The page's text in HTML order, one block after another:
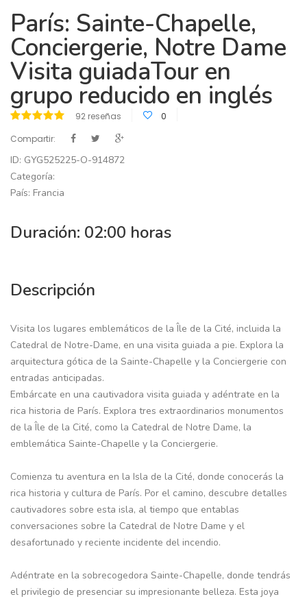
París: Sainte-Chapelle,
Conciergerie, Notre Dame
Visita guiadaTour en
grupo reducido en inglés
92 reseñas
0
Compartir:
ID: GYG525225-O-914872
Categoría:
País: Francia
Duración: 02:00 horas
Descripción
Visita los lugares emblemáticos de la Île de la Cité, incluida la
Catedral de Notre-Dame, en una visita guiada a pie. Explora la
arquitectura gótica de la Sainte-Chapelle y la Conciergerie con
entradas anticipadas.
Embárcate en una cautivadora visita guiada y adéntrate en la
rica historia de París. Explora tres extraordinarios monumentos
de la Île de la Cité, como la Catedral de Notre Dame, la
emblemática Sainte-Chapelle y la Conciergerie.
Comienza tu aventura en la Isla de la Cité, donde conocerás la
rica historia y cultura de París. Por el camino, descubre detalles
cautivadores sobre esta isla, al tiempo que entablas
conversaciones sobre la Catedral de Notre Dame y el
desafortunado y reciente incidente del incendio.
Adéntrate en la sobrecogedora Sainte-Chapelle, donde tendrás
el privilegio de presenciar su impresionante belleza. Esta joya